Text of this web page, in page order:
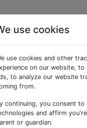
d'images comme
en appuyant
use cookies
use cookies and other
on our website,
to analyze our website
from.
continuing, you consent
and affirm
or guardian.